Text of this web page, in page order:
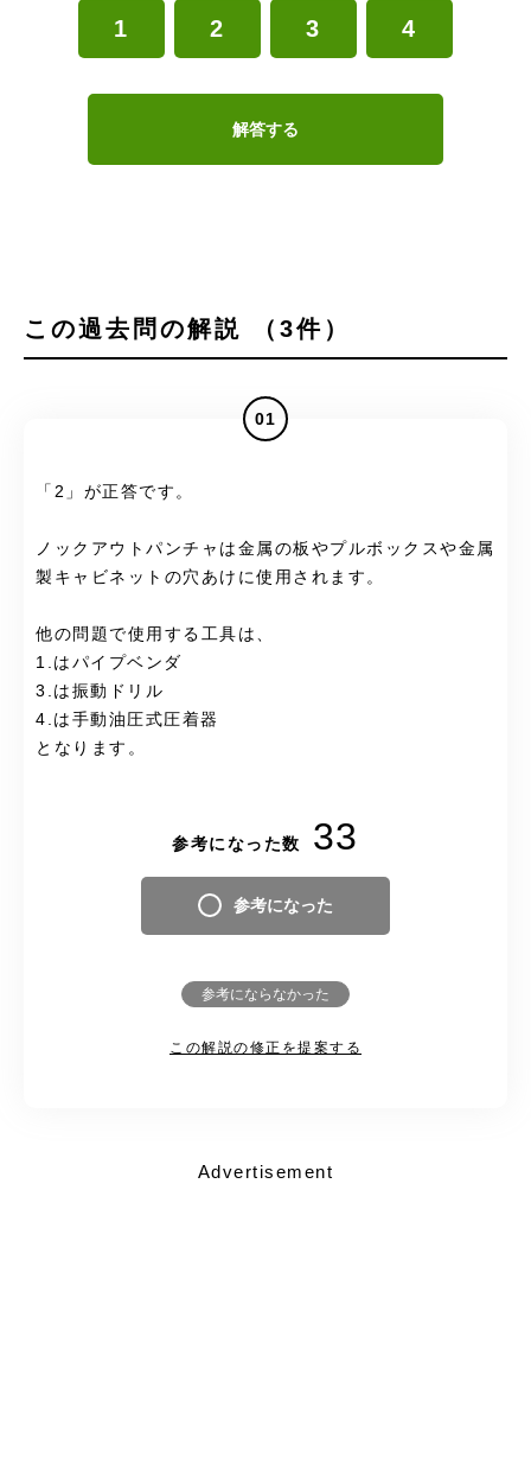
1 2 3 4
解答する
この過去問の解説 （3件）
01
「2」が正答です。
ノックアウトパンチャは金属の板やプルボックスや金属
製キャビネットの穴あけに使用されます。
他の問題で使用する工具は、
1.はパイプベンダ
3.は振動ドリル
4.は手動油圧式圧着器
となります。
参考になった数 33
参考になった
参考にならなかった
この解説の修正を提案する
Advertisement